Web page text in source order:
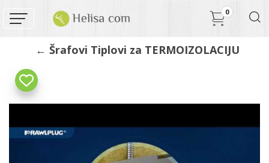
0
← Šrafovi Tiplovi za TERMOIZOLACIJU